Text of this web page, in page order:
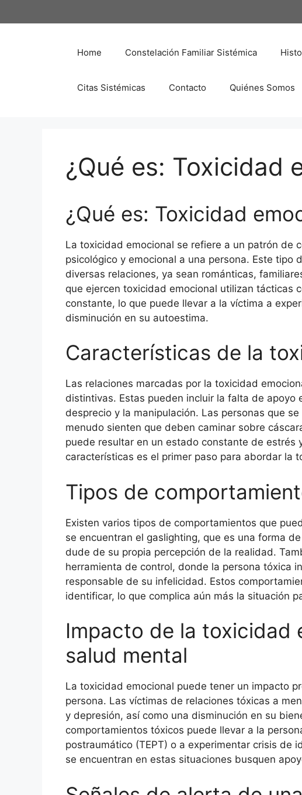
al
Home Constelación Familiar Sistémica
Citas Sistémicas Contacto Quiénes Somos
¿Qué es: Toxicidad
¿Qué es: Toxicidad
La toxicidad emocional se refiere a un patrón de
psicológico y emocional a una persona. Este tipo
diversas relaciones, ya sean románticas,
que ejercen toxicidad emocional utilizan tácticas
constante, lo que puede llevar a la víctima a
disminución en su autoestima.
Características de la
Las relaciones marcadas por la toxicidad
distintivas. Estas pueden incluir la falta de apoyo
desprecio y la manipulación. Las personas que
menudo sienten que deben caminar sobre
puede resultar en un estado constante de estrés
características es el primer paso para abordar la
Tipos de
Existen varios tipos de comportamientos que
se encuentran el gaslighting, que es una forma
dude de su propia percepción de la realidad.
herramienta de control, donde la persona tóxica
responsable de su infelicidad. Estos
identificar, lo que complica aún más la situación
Impacto de la toxicidad
salud mental
La toxicidad emocional puede tener un impacto
persona. Las víctimas de relaciones tóxicas a
y depresión, así como una disminución en su
comportamientos tóxicos puede llevar a la
postraumático (TEPT) o a experimentar crisis de
se encuentran en estas situaciones busquen